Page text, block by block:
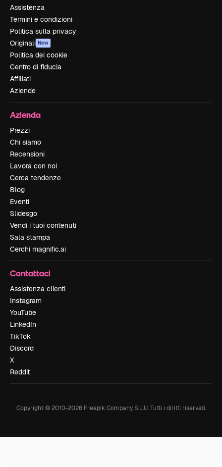
Assistenza
Termini e condizioni
Politica sulla privacy
Originali New
Politica dei cookie
Centro di fiducia
Affiliati
Aziende
Azienda
Prezzi
Chi siamo
Recensioni
Lavora con noi
Cerca tendenze
Blog
Eventi
Slidesgo
Vendi i tuoi contenuti
Sala stampa
Cerchi magnific.ai
Contattaci
Assistenza clienti
Instagram
YouTube
LinkedIn
TikTok
Discord
X
Reddit
Copyright © 2010-2026Freepik Company S.L.U. Tutti i diritti riservati.